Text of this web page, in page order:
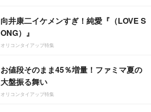
向井康二イケメンすぎ！純愛『（LOVE S
ONG）』
オリコンタイアップ特集
お値段そのまま45％増量！ファミマ夏の
大盤振る舞い
オリコンタイアップ特集